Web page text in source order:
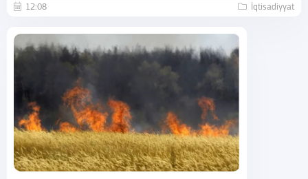
12:08 İqtisadiyyat